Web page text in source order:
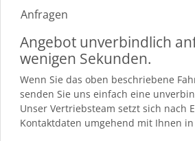
Anfragen
Angebot unverbindlich
wenigen Sekunden.
Wenn Sie das oben beschriebene
senden Sie uns einfach eine
Unser Vertriebsteam setzt sich nach
Kontaktdaten umgehend mit Ihnen